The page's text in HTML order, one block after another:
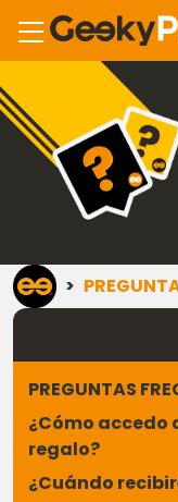
>
PREGUNTAS
¿Cómo accedo
regalo?
¿Cuándo